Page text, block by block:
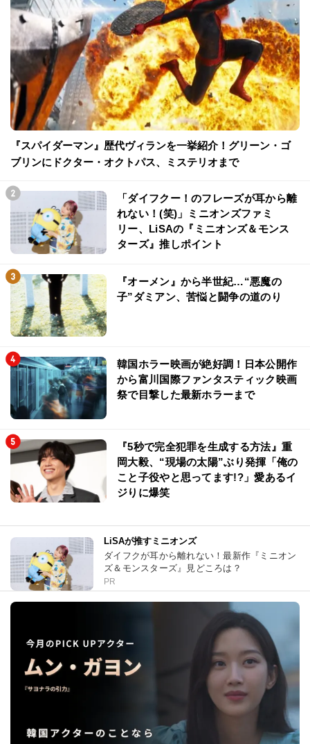
『スパイダーマン』歴代ヴィランを一挙紹介！グリーン・ゴ
ブリンにドクター・オクトパス、ミステリオまで
「ダイフクー！のフレーズが耳から離
れない！(笑)」ミニオンズファミ
リー、LiSAの『ミニオンズ＆モンス
ターズ』推しポイント
『オーメン』から半世紀…“悪魔の
子”ダミアン、苦悩と闘争の道のり
韓国ホラー映画が絶好調！日本公開作
から富川国際ファンタスティック映画
祭で目撃した最新ホラーまで
『5秒で完全犯罪を生成する方法』重
岡大毅、“現場の太陽”ぶり発揮「俺の
こと子役やと思ってます!?」愛あるイ
ジりに爆笑
LiSAが推すミニオンズ
ダイフクが耳から離れない！最新作『ミニオン
ズ＆モンスターズ』見どころは？
PR